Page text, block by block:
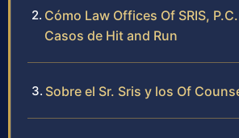
Cómo Law Offices Of SRIS,
Casos de Hit and Run
Sobre el Sr. Sris y los Of